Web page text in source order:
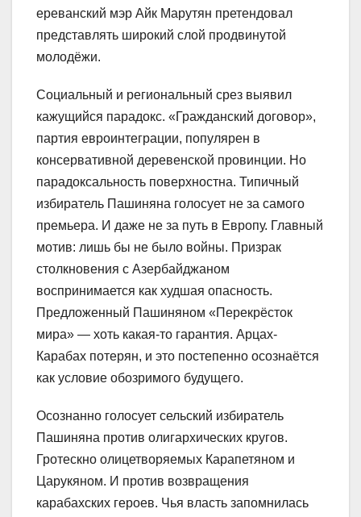
ереванский мэр Айк Марутян претендовал
представлять широкий слой продвинутой
молодёжи.
Социальный и региональный срез выявил
кажущийся парадокс. «Гражданский договор»,
партия евроинтеграции, популярен в
консервативной деревенской провинции. Но
парадоксальность поверхностна. Типичный
избиратель Пашиняна голосует не за самого
премьера. И даже не за путь в Европу. Главный
мотив: лишь бы не было войны. Призрак
столкновения с Азербайджаном
воспринимается как худшая опасность.
Предложенный Пашиняном «Перекрёсток
мира» — хоть какая-то гарантия. Арцах-
Карабах потерян, и это постепенно осознаётся
как условие обозримого будущего.
Осознанно голосует сельский избиратель
Пашиняна против олигархических кругов.
Гротескно олицетворяемых Карапетяном и
Царукяном. И против возвращения
карабахских героев. Чья власть запомнилась